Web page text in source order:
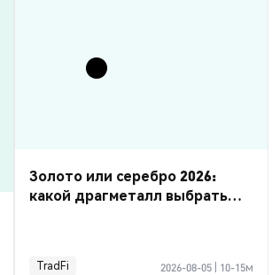
Золото или серебро 2026:
какой драгметалл выбрать
TradFi 2026-08-05 10-15м